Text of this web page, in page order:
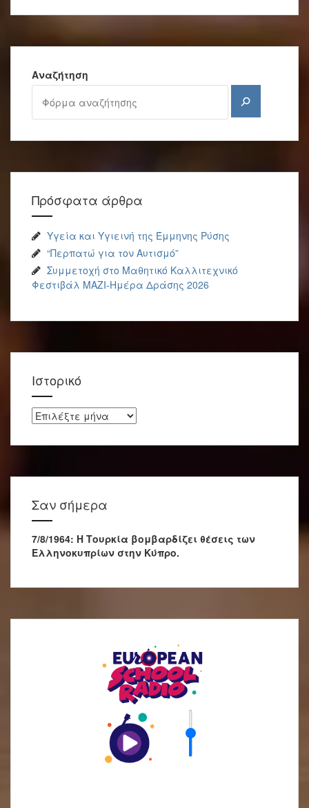
Αναζήτηση
Αναζήτηση
Πρόσφατα άρθρα
Υγεία και Υγιεινή της Έμμηνης Ρύσης
“Περπατώ για τον Αυτισμό”
Συμμετοχή στο Μαθητικό Καλλιτεχνικό
Φεστιβάλ ΜΑΖΙ-Ημέρα Δράσης 2026
Ιστορικό
Ιστορικό
Σαν σήμερα
7/8/1964: Η Τουρκία βομβαρδίζει θέσεις των
Ελληνοκυπρίων στην Κύπρο.